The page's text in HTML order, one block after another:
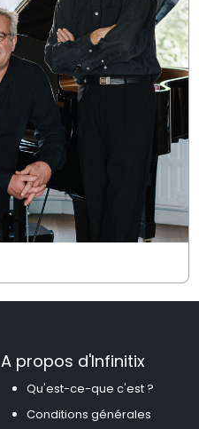
A propos d'Infinitix
Qu'est-ce-que c'est ?
Conditions générales